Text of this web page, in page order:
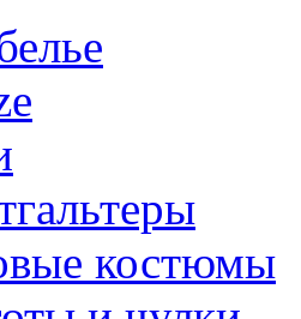
костюмы